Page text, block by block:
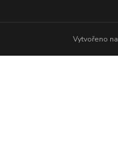
Vytvořeno na